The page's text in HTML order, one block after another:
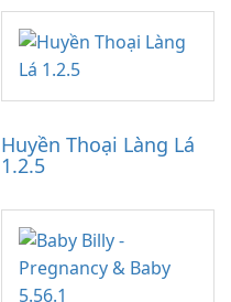
work through built-in brand
partnerships and integrated
tools for content distribution
and audience engagement.
Huyền Thoại Làng Lá
1.2.5